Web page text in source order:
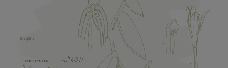
ฟื้นฟูผิว